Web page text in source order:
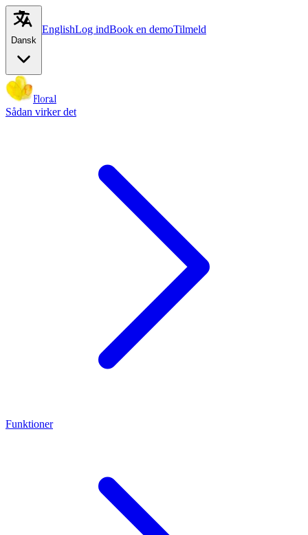
Dansk
EnglishLog indBook en demoTilmeld
Floral
Sådan virker det
Funktioner